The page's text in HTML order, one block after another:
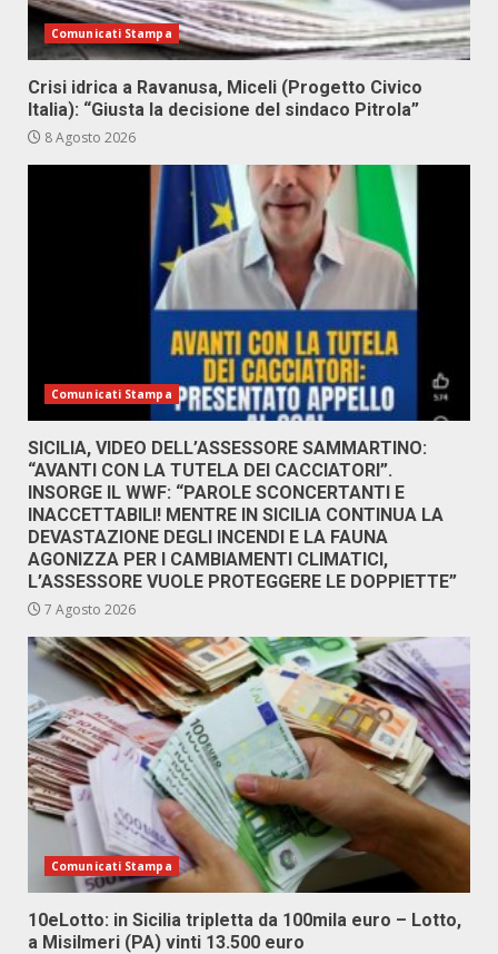
Comunicati Stampa
Crisi idrica a Ravanusa, Miceli (Progetto Civico
Italia): “Giusta la decisione del sindaco Pitrola”
8 Agosto 2026
Comunicati Stampa
SICILIA, VIDEO DELL’ASSESSORE SAMMARTINO:
“AVANTI CON LA TUTELA DEI CACCIATORI”.
INSORGE IL WWF: “PAROLE SCONCERTANTI E
INACCETTABILI! MENTRE IN SICILIA CONTINUA LA
DEVASTAZIONE DEGLI INCENDI E LA FAUNA
AGONIZZA PER I CAMBIAMENTI CLIMATICI,
L’ASSESSORE VUOLE PROTEGGERE LE DOPPIETTE”
7 Agosto 2026
Comunicati Stampa
10eLotto: in Sicilia tripletta da 100mila euro – Lotto,
a Misilmeri (PA) vinti 13.500 euro